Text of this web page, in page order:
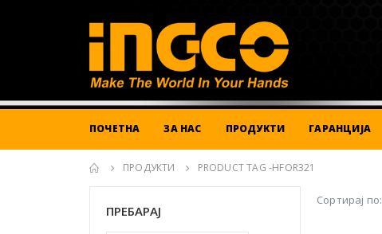
ПОЧЕТНА ЗА НАС ПРОДУКТИ ГАРАНЦИЈА
ПРОДУКТИ PRODUCT TAG -HFOR321
Сортирај по:
ПРЕБАРАЈ